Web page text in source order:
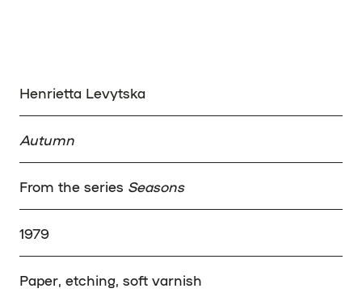
Henrietta Levytska
Autumn
From the series Seasons
1979
Paper, etching, soft varnish